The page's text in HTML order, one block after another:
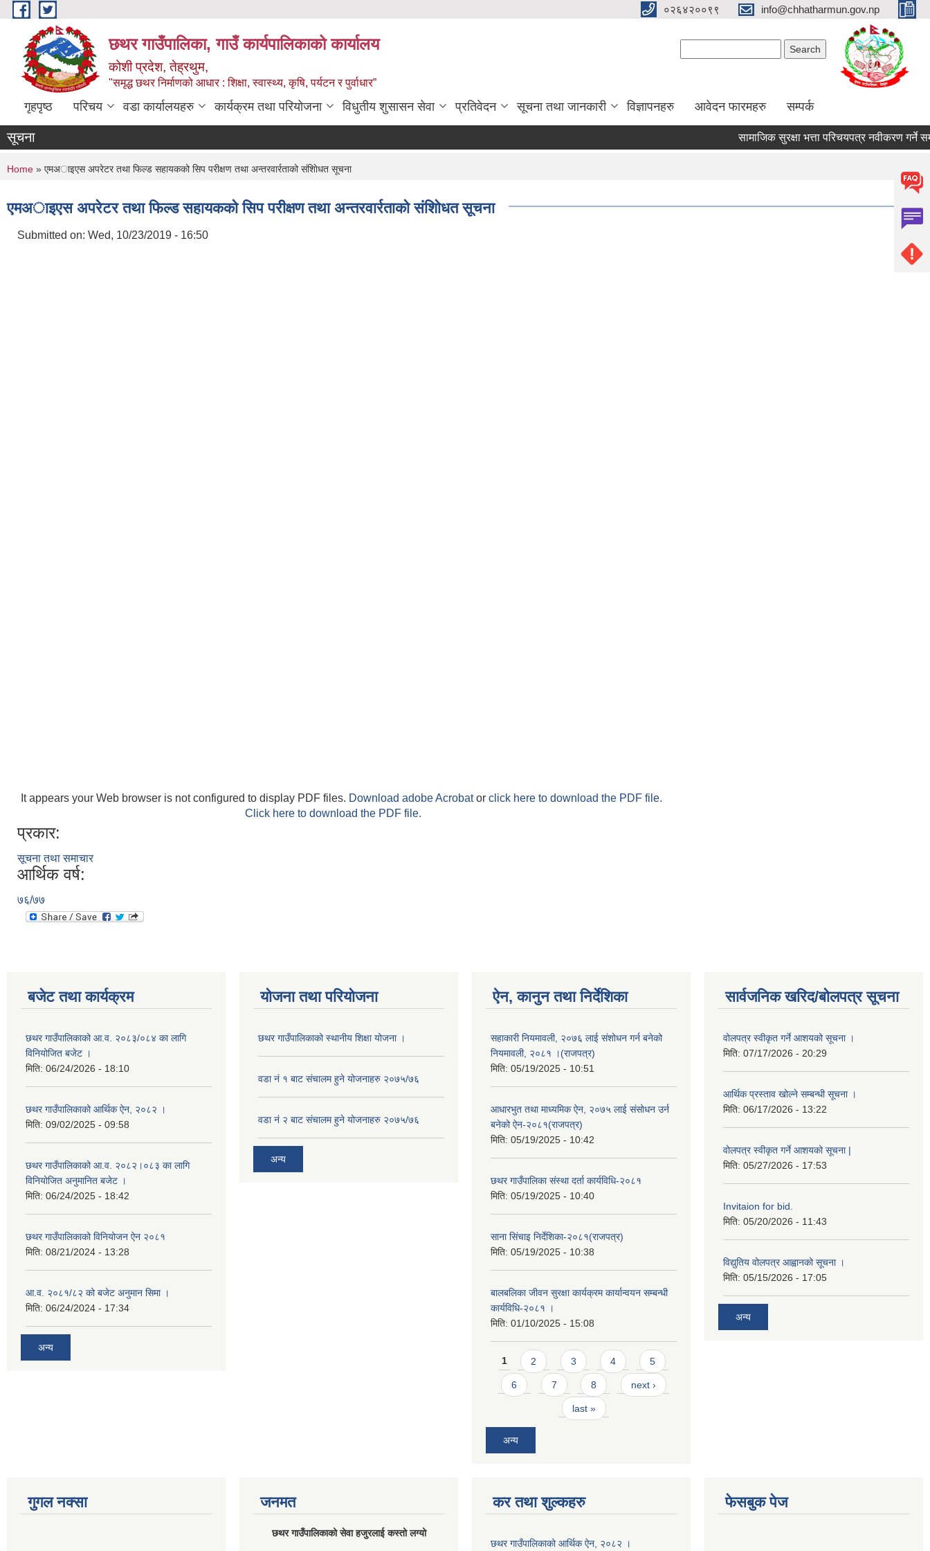
Skip to main content ०२६४२००९९ info@chhatharmun.gov.np
छथर गाउँपालिका, गाउँ कार्यपालिकाको कार्यालय
कोशी प्रदेश, तेह्रथुम,
"समृद्ध छथर निर्माणको आधार : शिक्षा, स्वास्थ्य, कृषि, पर्यटन र पुर्वाधार”
गृहपृष्ठ परिचय वडा कार्यालयहरु कार्यक्रम तथा परियोजना विधुतीय शुसासन सेवा प्रतिवेदन सूचना तथा जानकारी विज्ञापनहरु आवेदन फारमहरु सम्पर्क
सूचना सामाजिक सुरक्षा भत्ता परिचयपत्र नवीकरण गर्ने
You are here
Home » एमअाइएस अपरेटर तथा फिल्ड सहायकको सिप परीक्षण तथा अन्तरवार्रताको संशाेिधत सूचना
एमअाइएस अपरेटर तथा फिल्ड सहायकको सिप परीक्षण तथा अन्तरवार्रताको संशाेिधत सूचना
Submitted on: Wed, 10/23/2019 - 16:50
It appears your Web browser is not configured to display PDF files. Download adobe Acrobator click here to download the PDF file.
Click here to download the PDF file.
प्रकार:
सूचना तथा समाचार
आर्थिक वर्ष:
७६/७७
बजेट तथा कार्यक्रम
छथर गाउँपालिकाको आ.व. २०८३/०८४ का लागि
विनियोजित बजेट ।
मिति: 06/24/2026 - 18:10
छथर गाउँपालिकाको आर्थिक ऐन, २०८२ ।
मिति: 09/02/2025 - 09:58
छथर गाउँपालिकाको आ.व. २०८२।०८३ का लागि
विनियोजित अनुमानित बजेट ।
मिति: 06/24/2025 - 18:42
छथर गाउँपालिकाको विनियोजन ऐन २०८१
मिति: 08/21/2024 - 13:28
आ.व. २०८१/८२ को बजेट अनुमान सिमा ।
मिति: 06/24/2024 - 17:34
अन्य
योजना तथा परियोजना
छथर गाउँपालिकाको स्थानीय शिक्षा योजना ।
वडा नं १ बाट संचालम हुने योजनाहरु २०७५/७६
वडा नं २ बाट संचालम हुने योजनाहरु २०७५/७६
अन्य
ऐन, कानुन तथा निर्देशिका
सहाकारी नियमावली, २०७६ लाई संशोधन गर्न बनेको
नियमावली, २०८१ ।(राजपत्र)
मिति: 05/19/2025 - 10:51
आधारभुत तथा माध्यमिक ऐन, २०७५ लाई संसोधन उर्न
बनेको ऐन-२०८१(राजपत्र)
मिति: 05/19/2025 - 10:42
छथर गाउँपालिका संस्था दर्ता कार्यविधि-२०८१
मिति: 05/19/2025 - 10:40
साना सिंचाइ निर्देशिका-२०८१(राजपत्र)
मिति: 05/19/2025 - 10:38
बालबलिका जीवन सुरक्षा कार्यक्रम कार्यान्वयन सम्बन्धी
कार्यविधि-२०८१ ।
मिति: 01/10/2025 - 15:08
Pages
1 2 3 4 5
6 7 8 next ›
last »
अन्य
सार्वजनिक खरिद/बोलपत्र सूचना
वोलपत्र स्वीकृत गर्ने आशयको सूचना ।
मिति: 07/17/2026 - 20:29
आर्थिक प्रस्ताव खोल्ने सम्बन्धी सूचना ।
मिति: 06/17/2026 - 13:22
वोलपत्र स्वीकृत गर्ने आशयको सूचना |
मिति: 05/27/2026 - 17:53
Invitaion for bid.
मिति: 05/20/2026 - 11:43
विद्युतिय वोलपत्र आह्वानको सूचना ।
मिति: 05/15/2026 - 17:05
अन्य
गुगल नक्सा जनमत
छथर गाउँपालिकाको सेवा हजुरलाई कस्तो लग्यो
कर तथा शुल्कहरु
छथर गाउँपालिकाको आर्थिक ऐन, २०८२ ।
फेसबुक पेज